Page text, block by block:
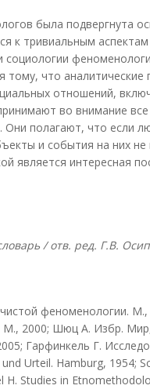
была подвергнута
к тривиальным
социологии
тому, что
отношений,
во внимание
полагают, что если
и события на них
является интересная
/ отв. ред. Г.В.
феноменологии.
М., 2000; Шюц А. Избр.
Гарфинкель Г.
Urteil. Hamburg, 1954;
H. Studies in